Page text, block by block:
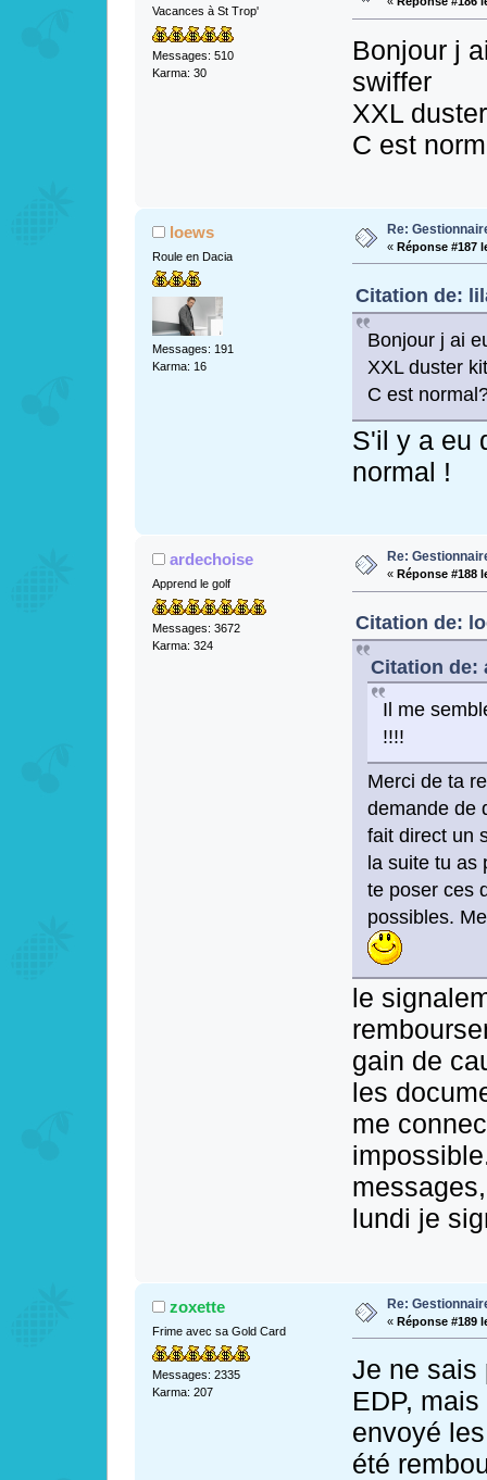
Vacances à St Trop'
Messages: 510
Karma: 30
Bonjour j
swiffer
XXL
C est
loews
Roule en Dacia
Messages: 191
Karma: 16
Re:
« Réponse #187
Citation de:
Bonjour j ai
XXL duster kit
C est
S'il y a eu
normal !
ardechoise
Apprend le golf
Messages: 3672
Karma: 324
Re:
« Réponse #188
Citation de:
Citation de:
Il me
!!!!
Merci de ta
demande de
fait direct un
la suite tu as
te poser ces
possibles.
le
gain de
les
me
lundi je
zoxette
Frime avec sa Gold Card
Messages: 2335
Karma: 207
Re:
« Réponse #189
Je ne sais
EDP,
envoyé
été